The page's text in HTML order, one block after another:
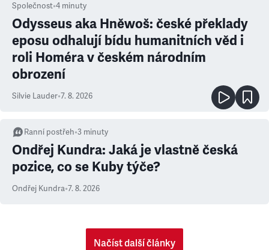
Společnost•4 minuty
Odysseus aka Hněwoš: české překlady
eposu odhalují bídu humanitních věd i
roli Homéra v českém národním
obrození
Silvie Lauder•7. 8. 2026
Ranní postřeh•3 minuty
Ondřej Kundra: Jaká je vlastně česká
pozice, co se Kuby týče?
Ondřej Kundra•7. 8. 2026
Načíst další články